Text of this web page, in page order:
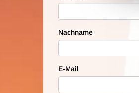
Nachname
E-Mail